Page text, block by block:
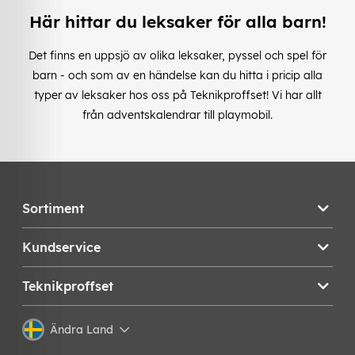
Här hittar du leksaker för alla barn!
Det finns en uppsjö av olika leksaker, pyssel och spel för
barn - och som av en händelse kan du hitta i pricip alla
typer av leksaker hos oss på Teknikproffset! Vi har allt
från adventskalendrar till playmobil.
Sortiment
Kundservice
Teknikproffset
Ändra Land